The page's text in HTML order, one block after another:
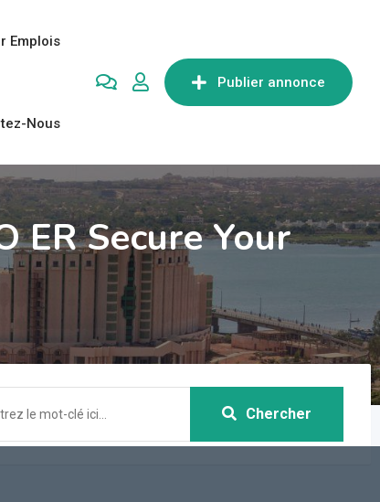
Publier annonce
Emplois
Nous
ER Secure Your
Chercher